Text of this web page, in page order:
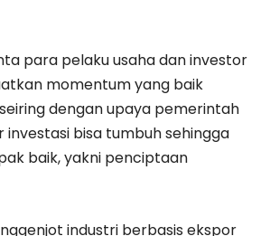
para pelaku usaha dan investor
momentum yang baik
dengan upaya pemerintah
bisa tumbuh sehingga
baik, yakni penciptaan
industri berbasis ekspor